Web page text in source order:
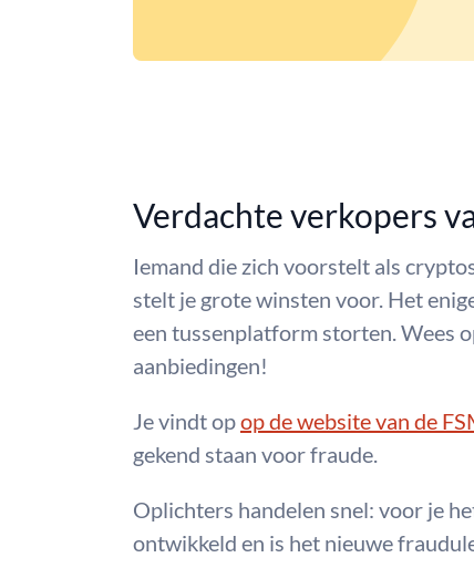
Verdachte verkopers
Iemand die zich voorstelt als
stelt je grote winsten voor. Het
een tussenplatform storten. Wees
aanbiedingen!
Je vindt opop de website van de
gekend staan voor fraude.
Oplichters handelen snel: voor je
ontwikkeld en is het nieuwe